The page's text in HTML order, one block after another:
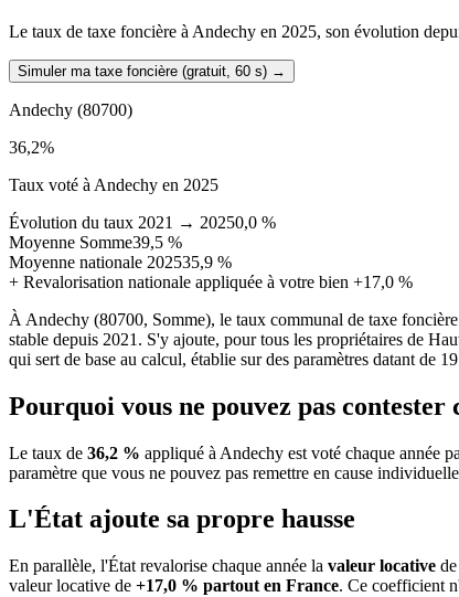
Le taux de taxe foncière à Andechy en 2025, son évolution
Simuler ma taxe foncière (gratuit, 60 s) →
Andechy (80700)
36,2%
Taux voté à Andechy en 2025
Évolution du taux 2021 → 20250,0 %
Moyenne Somme39,5 %
Moyenne nationale 202535,9 %
+ Revalorisation nationale appliquée à votre bien +17,0 %
À Andechy (80700, Somme), le taux communal de taxe
stable depuis 2021. S'y ajoute, pour tous les propriétaires de
qui sert de base au calcul, établie sur des paramètres datant de
Pourquoi vous ne pouvez pas contester
Le taux de 36,2 % appliqué à Andechy est voté chaque année
paramètre que vous ne pouvez pas remettre en cause
L'État ajoute sa propre hausse
En parallèle, l'État revalorise chaque année la valeur locative
valeur locative de +17,0 % partout en France. Ce coefficient